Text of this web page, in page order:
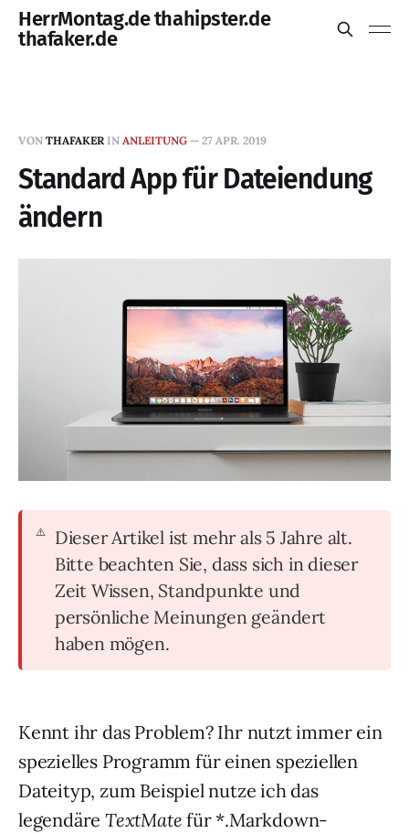
HerrMontag.de thahipster.de
thafaker.de
VON THAFAKER IN ANLEITUNG — 27 APR. 2019
Standard App für Dateiendung
ändern
Dieser Artikel ist mehr als 5 Jahre alt.
Bitte beachten Sie, dass sich in dieser
Zeit Wissen, Standpunkte und
persönliche Meinungen geändert
haben mögen.
Kennt ihr das Problem? Ihr nutzt immer ein
spezielles Programm für einen speziellen
Dateityp, zum Beispiel nutze ich das
legendäreTextMate für *.Markdown-